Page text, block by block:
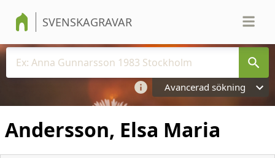
SVENSKAGRAVAR
Avancerad sökning
Andersson, Elsa Maria